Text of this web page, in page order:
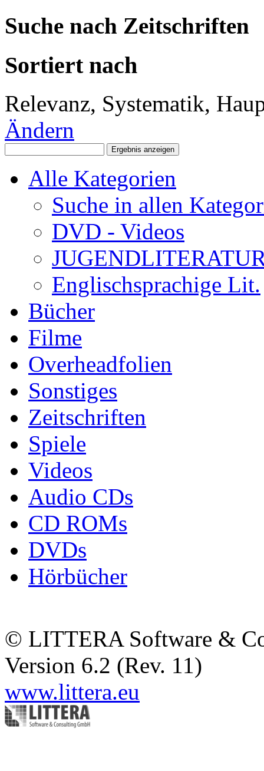
Suche nach Zeitschriften
Sortiert nach
Relevanz, Systematik,
Ändern
Alle Kategorien
Suche in allen
DVD - Videos
Englischsprachige Lit.
Bücher
Filme
Overheadfolien
Sonstiges
Zeitschriften
Spiele
Videos
Audio CDs
CD ROMs
DVDs
Hörbücher
© LITTERA Software &
Version 6.2 (Rev. 11)
www.littera.eu